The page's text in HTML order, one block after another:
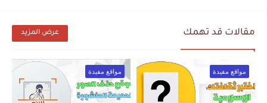
مقالات قد تهمك عرض المزيد
مواقع مفيدة مواقع مفيدة